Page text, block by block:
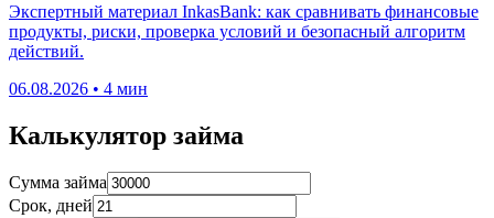
Экспертный материал InkasBank: как сравнивать финансовые
продукты, риски, проверка условий и безопасный алгоритм
действий.
06.08.2026 • 4 мин
Калькулятор займа
Сумма займа
Срок, дней